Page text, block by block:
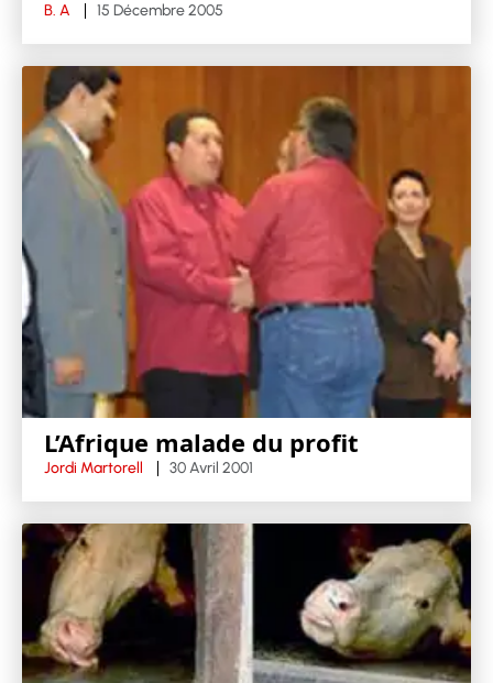
B. A 15 Décembre 2005
L’Afrique malade du profit
Jordi Martorell 30 Avril 2001